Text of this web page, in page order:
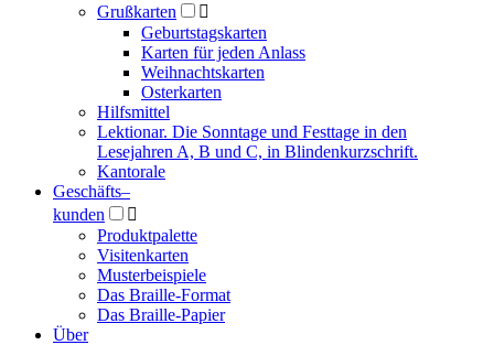
Grußkarten

Geburtstagskarten
Karten für jeden Anlass
Weihnachtskarten
Osterkarten
Hilfsmittel
Lektionar. Die Sonntage und Festtage in den
Lesejahren A, B und C, in Blindenkurzschrift.
Kantorale
Geschäfts­–
kunden

Produktpalette
Visitenkarten
Musterbeispiele
Das Braille-Format
Das Braille-Papier
Über